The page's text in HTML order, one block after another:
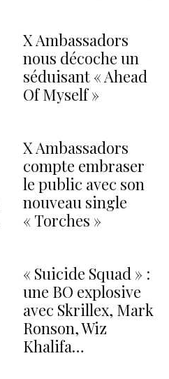
X Ambassadors
nous décoche un
séduisant « Ahead
Of Myself »
X Ambassadors
compte embraser
le public avec son
nouveau single
« Torches »
« Suicide Squad » :
une BO explosive
avec Skrillex, Mark
Ronson, Wiz
Khalifa…